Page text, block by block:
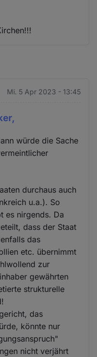
Mi. 5 Apr 2023 - 13:45
würde die Sache
durchaus auch
u.a.). So
es nirgends. Da
dass der Staat
das
etc. übernimmt
zur
gewährten
strukturelle
das
könnte nur
nicht verjährt